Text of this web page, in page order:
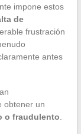
impone estos
de
frustración
antes
obtener un
o fraudulento.